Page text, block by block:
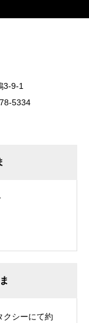
3-9-1
5334
シーにて約